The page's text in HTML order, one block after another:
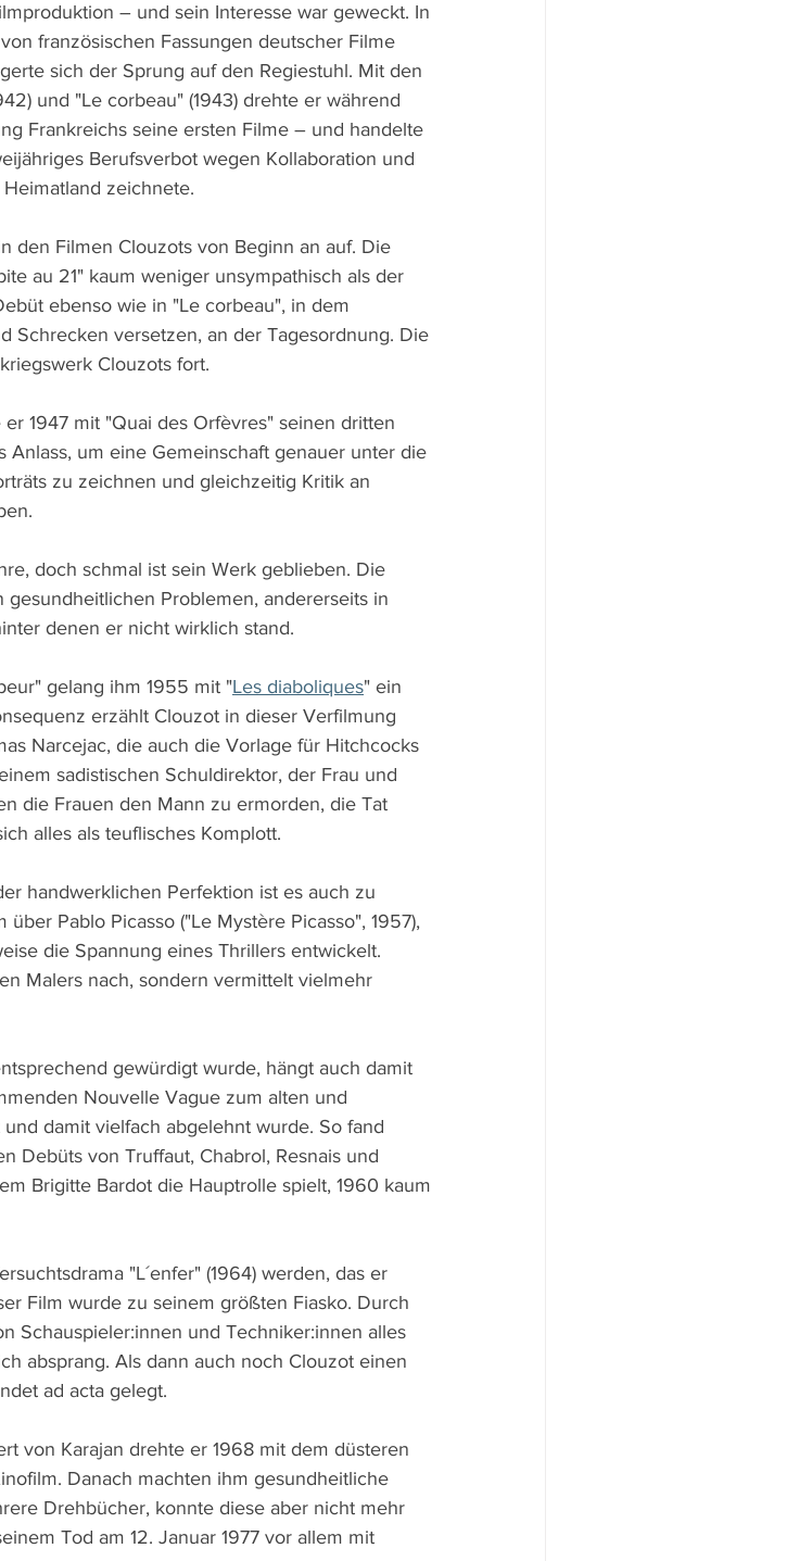
– und sein Interesse war geweckt. In
französischen Fassungen deutscher Filme
sich der Sprung auf den Regiestuhl. Mit den
und "Le corbeau" (1943) drehte er während
Frankreichs seine ersten Filme – und handelte
Berufsverbot wegen Kollaboration und
zeichnete.
den Filmen Clouzots von Beginn an auf. Die
au 21" kaum weniger unsympathisch als der
ebenso wie in "Le corbeau", in dem
Schrecken versetzen, an der Tagesordnung. Die
Clouzots fort.
1947 mit "Quai des Orfèvres" seinen dritten
um eine Gemeinschaft genauer unter die
zu zeichnen und gleichzeitig Kritik an
doch schmal ist sein Werk geblieben. Die
Problemen, andererseits in
denen er nicht wirklich stand.
gelang ihm 1955 mit "Les diaboliques" ein
erzählt Clouzot in dieser Verfilmung
Narcejac, die auch die Vorlage für Hitchcocks
sadistischen Schuldirektor, der Frau und
die Frauen den Mann zu ermorden, die Tat
alles als teuflisches Komplott.
handwerklichen Perfektion ist es auch zu
Pablo Picasso ("Le Mystère Picasso", 1957),
die Spannung eines Thrillers entwickelt.
Malers nach, sondern vermittelt vielmehr
gewürdigt wurde, hängt auch damit
Nouvelle Vague zum alten und
damit vielfach abgelehnt wurde. So fand
Debüts von Truffaut, Chabrol, Resnais und
Brigitte Bardot die Hauptrolle spielt, 1960 kaum
"L´enfer" (1964) werden, das er
Film wurde zu seinem größten Fiasko. Durch
Schauspieler:innen und Techniker:innen alles
absprang. Als dann auch noch Clouzot einen
ad acta gelegt.
von Karajan drehte er 1968 mit dem düsteren
Danach machten ihm gesundheitliche
Drehbücher, konnte diese aber nicht mehr
Tod am 12. Januar 1977 vor allem mit